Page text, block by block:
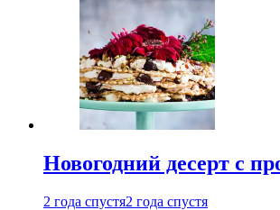
Новогодний десерт с
2 года спустя2 года спустя